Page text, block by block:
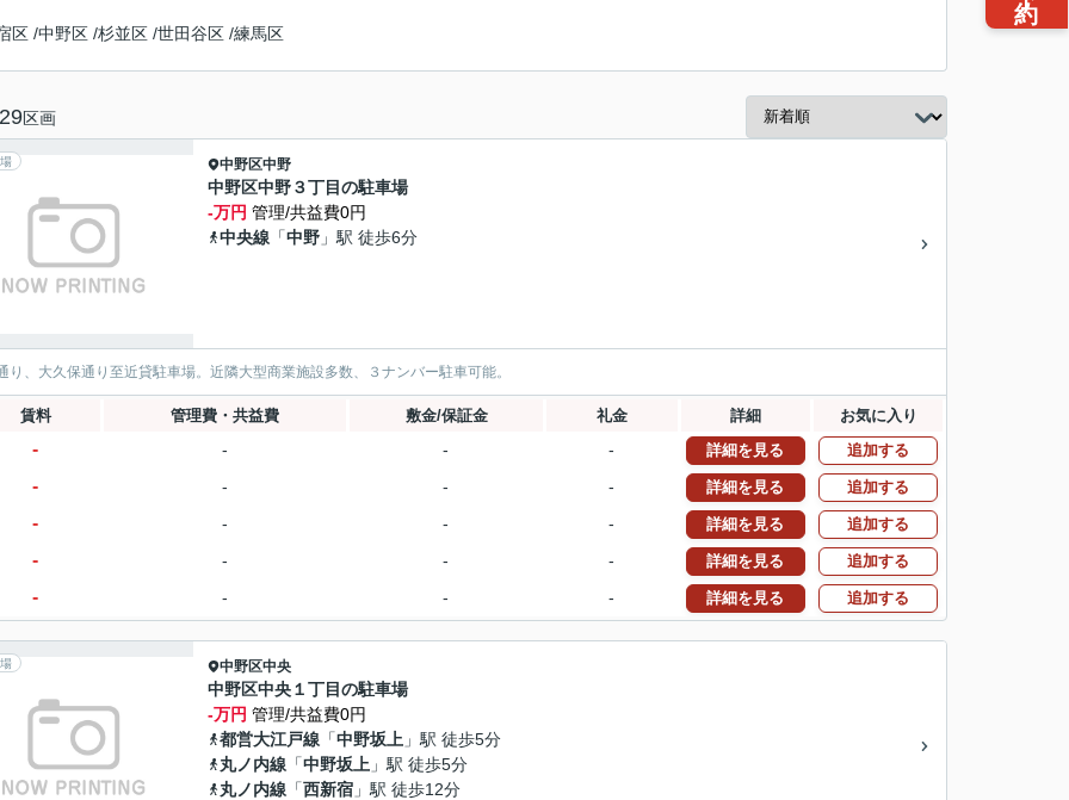
区 /中野区 /杉並区 /世田谷区 /練馬区
29区画
中野区中野
中野区中野３丁目の駐車場
-万円 管理/共益費0円
中央線 「中野 」駅 徒歩6分
り、大久保通り至近貸駐車場。近隣大型商業施設多数、３ナンバー駐車可能。
賃料 管理費・共益費 敷金/保証金 礼金 詳細 お気に入り
- - - - 詳細を見る 追加する
- - - - 詳細を見る 追加する
- - - - 詳細を見る 追加する
- - - - 詳細を見る 追加する
- - - - 詳細を見る 追加する
中野区中央
中野区中央１丁目の駐車場
-万円 管理/共益費0円
都営大江戸線 「中野坂上 」駅 徒歩5分
丸ノ内線 「中野坂上 」駅 徒歩5分
丸ノ内線 「西新宿 」駅 徒歩12分